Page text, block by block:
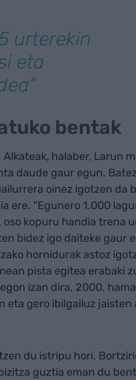
urterekin
eta
bentak
halaber, Larun
daude gaur egun.
oinez igotzen da
ere. “Egunero 1.000
kopuru handia trena
bidez igo daiteke gaur
hornidurak astoz
pista egitea erabaki
izan dira. 2000.
eta gero ibilgailuz jaisten
du istripu hori.
guztia eman du